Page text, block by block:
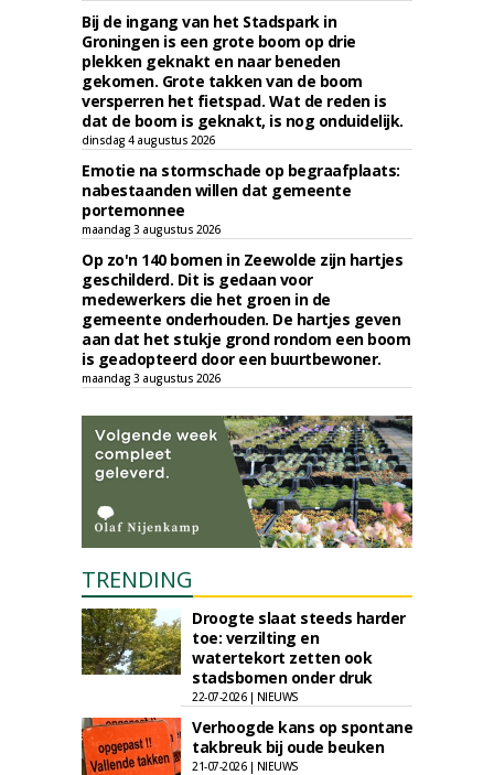
Bij de ingang van het Stadspark in
Groningen is een grote boom op drie
plekken geknakt en naar beneden
gekomen. Grote takken van de boom
versperren het fietspad. Wat de reden is
dat de boom is geknakt, is nog onduidelijk.
dinsdag 4 augustus 2026
Emotie na stormschade op begraafplaats:
nabestaanden willen dat gemeente
portemonnee
maandag 3 augustus 2026
Op zo'n 140 bomen in Zeewolde zijn hartjes
geschilderd. Dit is gedaan voor
medewerkers die het groen in de
gemeente onderhouden. De hartjes geven
aan dat het stukje grond rondom een boom
is geadopteerd door een buurtbewoner.
maandag 3 augustus 2026
TRENDING
Droogte slaat steeds harder
toe: verzilting en
watertekort zetten ook
stadsbomen onder druk
22-07-2026 | NIEUWS
Verhoogde kans op spontane
takbreuk bij oude beuken
21-07-2026 | NIEUWS